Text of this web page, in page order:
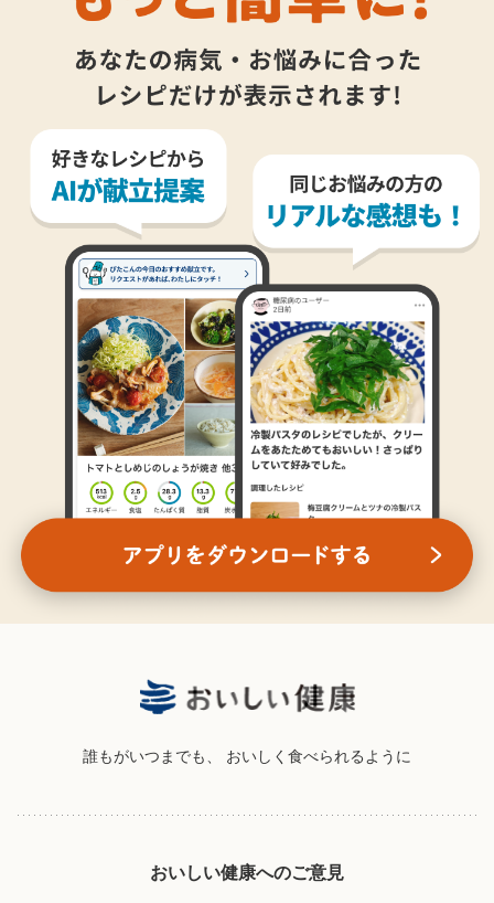
誰もがいつまでも、 おいしく食べられるように
おいしい健康へのご意見